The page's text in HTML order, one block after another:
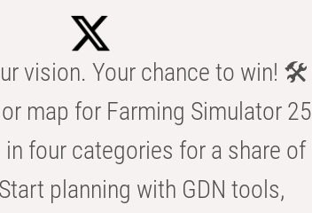
vision. Your chance to win! 🛠️
map for Farming Simulator 25
four categories for a share of
planning with GDN tools,